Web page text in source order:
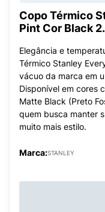
Copo Térmico
Pint Cor Black
Elegância e
Térmico Stanley
vácuo da marca em
Disponível em cores
Matte Black (Preto
quem busca manter
muito mais estilo.
Marca:STANLEY